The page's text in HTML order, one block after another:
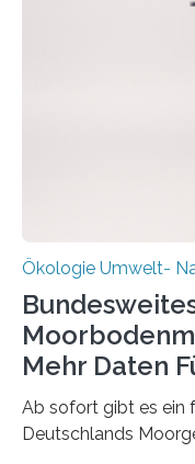
Deutschen
Stadtreinigung
2025 offiziell
ist ab sofort im
Ökologie Umwelt-
Mehr Daten
Ab sofort gibt es ein
Deutschlands